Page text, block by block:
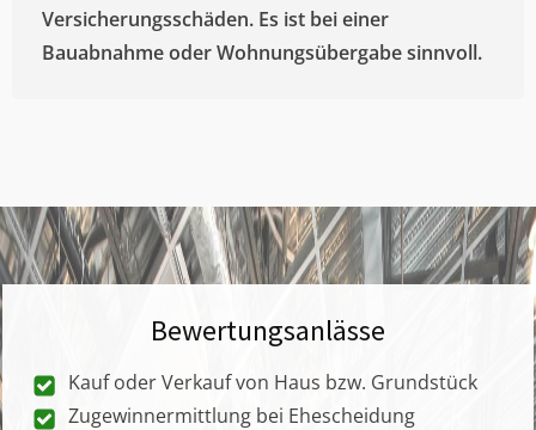
Versicherungsschäden. Es ist bei einer
Bauabnahme oder Wohnungsübergabe sinnvoll.
Bewertungsanlässe
Kauf oder Verkauf von Haus bzw. Grundstück
Zugewinnermittlung bei Ehescheidung